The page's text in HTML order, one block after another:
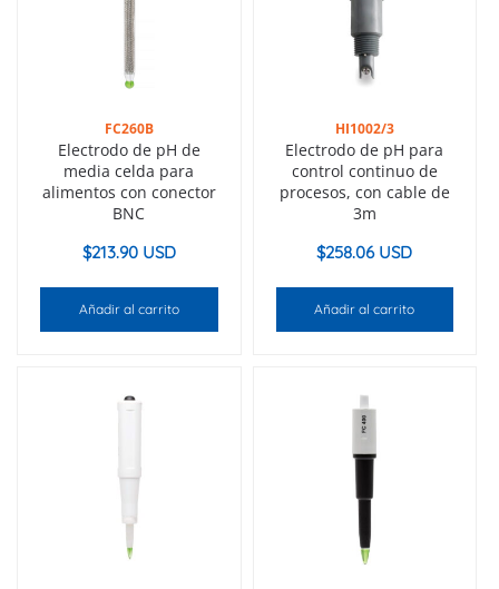
FC260B
Electrodo de pH de
media celda para
alimentos con conector
BNC
$213.90 USD
Añadir al carrito
HI1002/3
Electrodo de pH para
control continuo de
procesos, con cable de
3m
$258.06 USD
Añadir al carrito